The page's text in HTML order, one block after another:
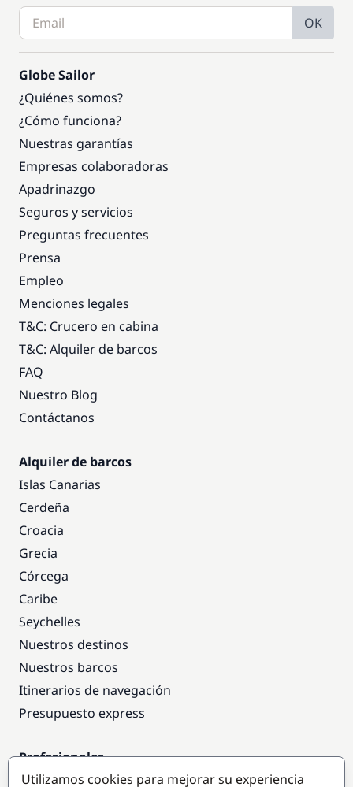
OK
Globe Sailor
¿Quiénes somos?
¿Cómo funciona?
Nuestras garantías
Empresas colaboradoras
Apadrinazgo
Seguros y servicios
Preguntas frecuentes
Prensa
Empleo
Menciones legales
T&C: Crucero en cabina
T&C: Alquiler de barcos
FAQ
Nuestro Blog
Contáctanos
Alquiler de barcos
Islas Canarias
Cerdeña
Croacia
Grecia
Córcega
Caribe
Seychelles
Nuestros destinos
Nuestros barcos
Itinerarios de navegación
Presupuesto express
Profesionales
Acceso empresas
Utilizamos cookies para mejorar su experiencia